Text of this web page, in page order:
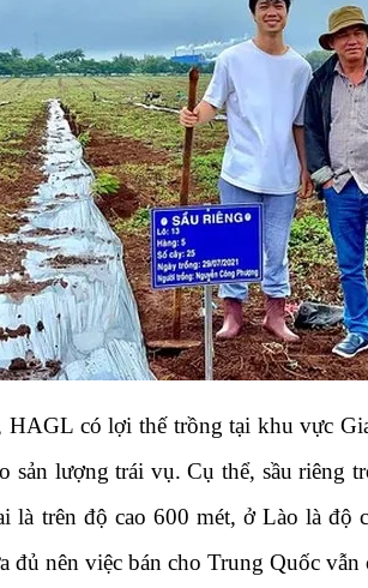
HAGL có lợi thế trồng tại khu vực
sản lượng trái vụ. Cụ thể, sầu riêng
là trên độ cao 600 mét, ở Lào là độ
đủ nên việc bán cho Trung Quốc vẫn